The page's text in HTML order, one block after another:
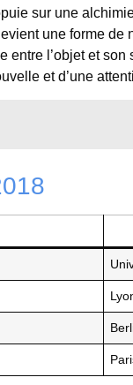
sur une
une forme de
l’objet et son
et d’une